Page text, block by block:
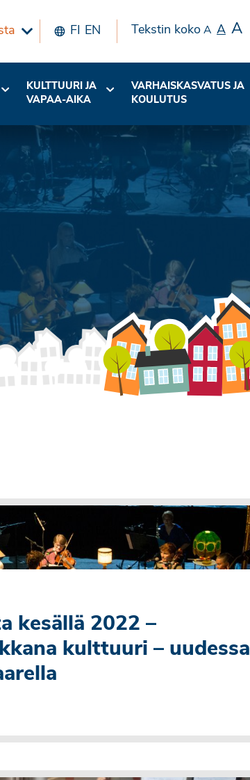
FI EN Tekstin koko A A A
KULTTUURI JA
VAPAA-AIKA
VARHAISKASVATUS JA
KOULUTUS
kesällä 2022 –
kulttuuri – uudessa